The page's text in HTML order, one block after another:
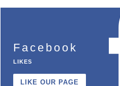
Facebook
LIKES
LIKE OUR PAGE